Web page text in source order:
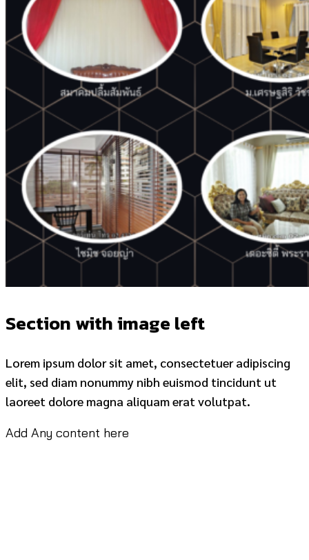
Section with image left
Lorem ipsum dolor sit amet, consectetuer adipiscing
elit, sed diam nonummy nibh euismod tincidunt ut
laoreet dolore magna aliquam erat volutpat.
Add Any content here